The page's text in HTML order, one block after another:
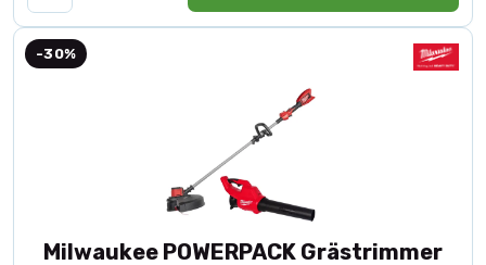
-30%
Milwaukee POWERPACK Grästrimmer